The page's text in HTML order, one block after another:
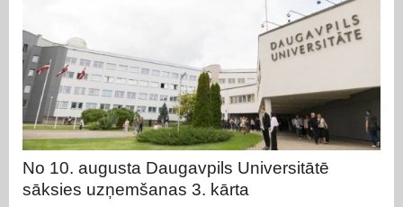
No 10. augusta Daugavpils Universitātē
sāksies uzņemšanas 3. kārta